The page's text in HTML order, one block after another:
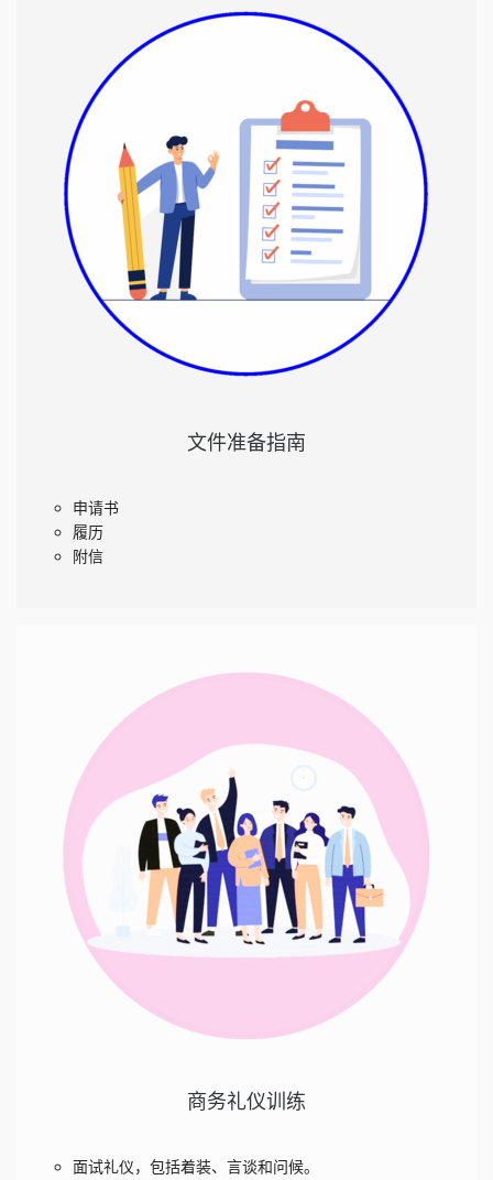
文件准备指南
申请书
履历
附信
商务礼仪训练
面试礼仪，包括着装、言谈和问候。